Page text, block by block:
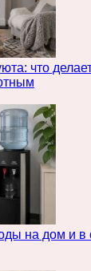
что
на дом и в